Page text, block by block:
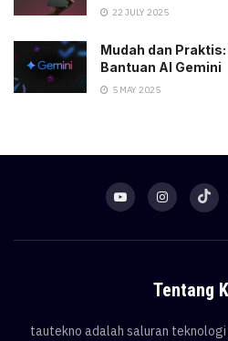
22 JULY 2025
Mudah dan
Bantuan AI Gemini
5 MAY 2025
Tentang
tautekno adalah saluran